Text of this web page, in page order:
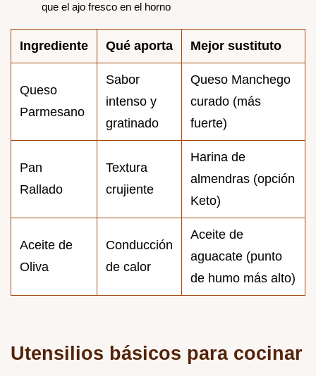
que el ajo fresco en el horno
Ingrediente Qué aporta Mejor sustituto
Queso
Parmesano
Sabor
intenso y
gratinado
Queso Manchego
curado (más
fuerte)
Pan
Rallado
Textura
crujiente
Harina de
almendras (opción
Keto)
Aceite de
Oliva
Conducción
de calor
Aceite de
aguacate (punto
de humo más alto)
Utensilios básicos para cocinar